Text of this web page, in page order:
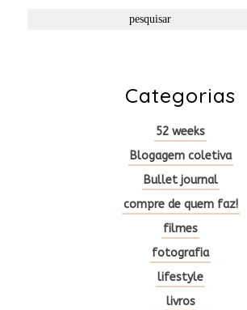
Categorias
52 weeks
Blogagem coletiva
Bullet journal
compre de quem faz!
filmes
fotografia
lifestyle
livros